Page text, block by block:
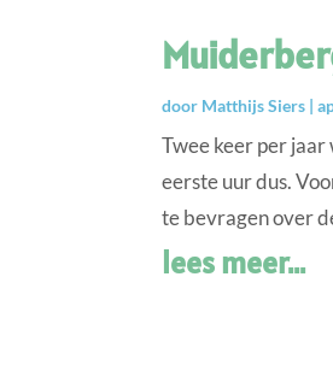
door Matthijs Siers |
Twee keer per
eerste uur dus.
te bevragen over
lees meer...